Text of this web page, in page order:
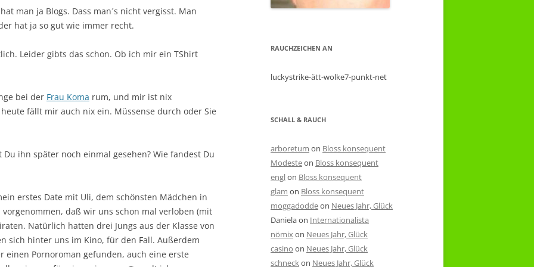
man ja Blogs. Dass man´s nicht vergisst. Man
hat ja so gut wie immer recht.
Leider gibts das schon. Ob ich mir ein TShirt
bei der Frau Koma rum, und mir ist nix
fällt mir auch nix ein. Müssense durch oder Sie
ihn später noch einmal gesehen? Wie fandest Du
erstes Date mit Uli, dem schönsten Mädchen in
daß wir uns schon mal verloben (mit
Natürlich hatten drei Jungs aus der Klasse von
sich hinter uns im Kino, für den Fall. Außerdem
einen Pornoroman gefunden, auch eine erste
RAUCHZEICHEN AN
luckystrike-ätt-wolke7-punkt-net
SCHALL & RAUCH
arboretum on Bloss konsequent
Modesteon Bloss konsequent
englon Bloss konsequent
glam on Bloss konsequent
moggadoddeon Neues Jahr, Glück
Danielaon Internationalista
nömixon Neues Jahr, Glück
casino on Neues Jahr, Glück
schneckon Neues Jahr, Glück